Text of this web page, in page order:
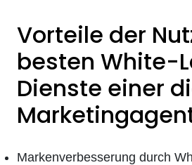
Vorteile der
besten White-
Dienste einer
Markenverbesserung durch